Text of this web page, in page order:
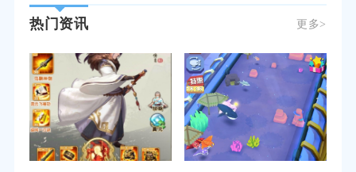
热门资讯 更多>